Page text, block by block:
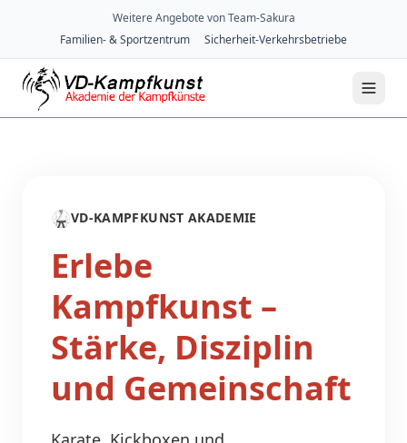
Weitere Angebote von Team-Sakura
Familien- & Sportzentrum
Sicherheit-Verkehrsbetriebe
🥋VD-KAMPFKUNST AKADEMIE
Erlebe
Kampfkunst –
Stärke, Disziplin
und Gemeinschaft